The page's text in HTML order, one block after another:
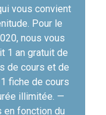
vous convient
Pour le
nous vous
1 an gratuit de
de cours et de
fiche de cours
illimitée. —
fonction du